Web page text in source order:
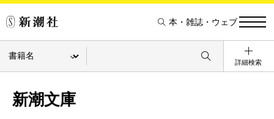
本・雑誌・ウェブ
詳細検索
新潮文庫